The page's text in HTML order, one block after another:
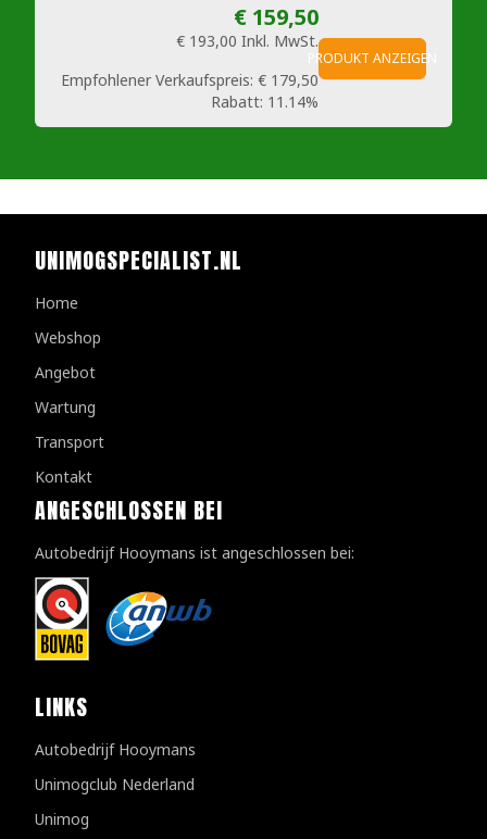
€ 159,50
€ 193,00 Inkl. MwSt.
Empfohlener Verkaufspreis: € 179,50
Rabatt: 11.14%
PRODUKT ANZEIGEN
UNIMOGSPECIALIST.NL
Home
Webshop
Angebot
Wartung
Transport
Kontakt
ANGESCHLOSSEN BEI
Autobedrijf Hooymans ist angeschlossen bei:
LINKS
Autobedrijf Hooymans
Unimogclub Nederland
Unimog